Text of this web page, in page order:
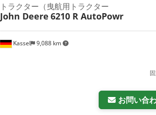
Kassel 9,088 km
トラクター（曳航用トラクター
John Deere 6210 R AutoPowr
お問い合